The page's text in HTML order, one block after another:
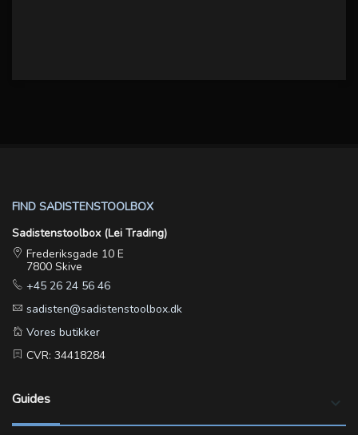
FIND SADISTENSTOOLBOX
Sadistenstoolbox (Lei Trading)
Frederiksgade 10 E
7800 Skive
+45 26 24 56 46
sadisten@sadistenstoolbox.dk
Vores butikker
CVR: 34418284
Guides keyboard_arrow_down